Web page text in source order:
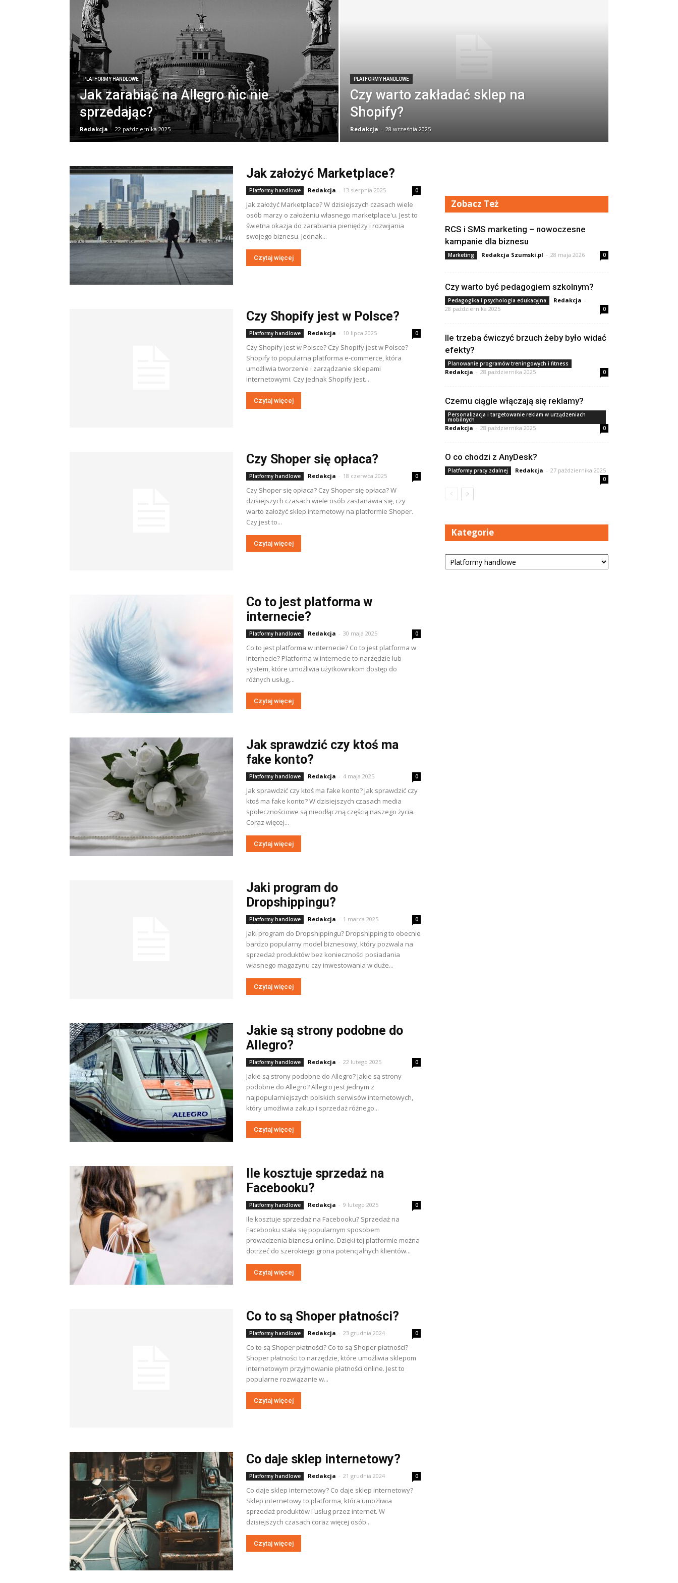
PLATFORMY HANDLOWE
Jak zarabiać na Allegro nic nie
sprzedając?
Redakcja - 22 października 2025
PLATFORMY HANDLOWE
Czy warto zakładać sklep na
Shopify?
Redakcja - 28 września 2025
Jak założyć Marketplace?
Platformy handlowe Redakcja - 13 sierpnia 2025 0
Jak założyć Marketplace? W dzisiejszych czasach wiele
osób marzy o założeniu własnego marketplace'u. Jest to
świetna okazja do zarabiania pieniędzy i rozwijania
swojego biznesu. Jednak...
Czytaj więcej
Czy Shopify jest w Polsce?
Platformy handlowe Redakcja - 10 lipca 2025 0
Czy Shopify jest w Polsce? Czy Shopify jest w Polsce?
Shopify to popularna platforma e-commerce, która
umożliwia tworzenie i zarządzanie sklepami
internetowymi. Czy jednak Shopify jest...
Czytaj więcej
Czy Shoper się opłaca?
Platformy handlowe Redakcja - 18 czerwca 2025 0
Czy Shoper się opłaca? Czy Shoper się opłaca? W
dzisiejszych czasach wiele osób zastanawia się, czy
warto założyć sklep internetowy na platformie Shoper.
Czy jest to...
Czytaj więcej
Co to jest platforma w
internecie?
Platformy handlowe Redakcja - 30 maja 2025 0
Co to jest platforma w internecie? Co to jest platforma w
internecie? Platforma w internecie to narzędzie lub
system, które umożliwia użytkownikom dostęp do
różnych usług,...
Czytaj więcej
Jak sprawdzić czy ktoś ma
fake konto?
Platformy handlowe Redakcja - 4 maja 2025 0
Jak sprawdzić czy ktoś ma fake konto? Jak sprawdzić czy
ktoś ma fake konto? W dzisiejszych czasach media
społecznościowe są nieodłączną częścią naszego życia.
Coraz więcej...
Czytaj więcej
Jaki program do
Dropshippingu?
Platformy handlowe Redakcja - 1 marca 2025 0
Jaki program do Dropshippingu? Dropshipping to obecnie
bardzo popularny model biznesowy, który pozwala na
sprzedaż produktów bez konieczności posiadania
własnego magazynu czy inwestowania w duże...
Czytaj więcej
Jakie są strony podobne do
Allegro?
Platformy handlowe Redakcja - 22 lutego 2025 0
Jakie są strony podobne do Allegro? Jakie są strony
podobne do Allegro? Allegro jest jednym z
najpopularniejszych polskich serwisów internetowych,
który umożliwia zakup i sprzedaż różnego...
Czytaj więcej
Ile kosztuje sprzedaż na
Facebooku?
Platformy handlowe Redakcja - 9 lutego 2025 0
Ile kosztuje sprzedaż na Facebooku? Sprzedaż na
Facebooku stała się popularnym sposobem
prowadzenia biznesu online. Dzięki tej platformie można
dotrzeć do szerokiego grona potencjalnych klientów...
Czytaj więcej
Co to są Shoper płatności?
Platformy handlowe Redakcja - 23 grudnia 2024 0
Co to są Shoper płatności? Co to są Shoper płatności?
Shoper płatności to narzędzie, które umożliwia sklepom
internetowym przyjmowanie płatności online. Jest to
popularne rozwiązanie w...
Czytaj więcej
Co daje sklep internetowy?
Platformy handlowe Redakcja - 21 grudnia 2024 0
Co daje sklep internetowy? Co daje sklep internetowy?
Sklep internetowy to platforma, która umożliwia
sprzedaż produktów i usług przez internet. W
dzisiejszych czasach coraz więcej osób...
Czytaj więcej
Zobacz Też
RCS i SMS marketing – nowoczesne
kampanie dla biznesu
Marketing Redakcja Szumski.pl - 28 maja 2026 0
Czy warto być pedagogiem szkolnym?
Pedagogika i psychologia edukacyjna Redakcja -
28 października 2025
0
Ile trzeba ćwiczyć brzuch żeby było widać
efekty?
Planowanie programów treningowych i fitness
Redakcja - 28 października 2025 0
Czemu ciągle włączają się reklamy?
Personalizacja i targetowanie reklam w urządzeniach
mobilnych
Redakcja - 28 października 2025 0
O co chodzi z AnyDesk?
Platformy pracy zdalnej Redakcja - 27 października 2025
0
Kategorie
Kategorie